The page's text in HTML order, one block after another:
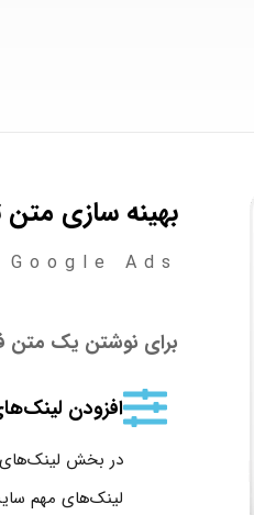
بهینه سازی متن
Ads
برای نوشتن یک متن
افزودن
در بخش
لینک‌های مهم